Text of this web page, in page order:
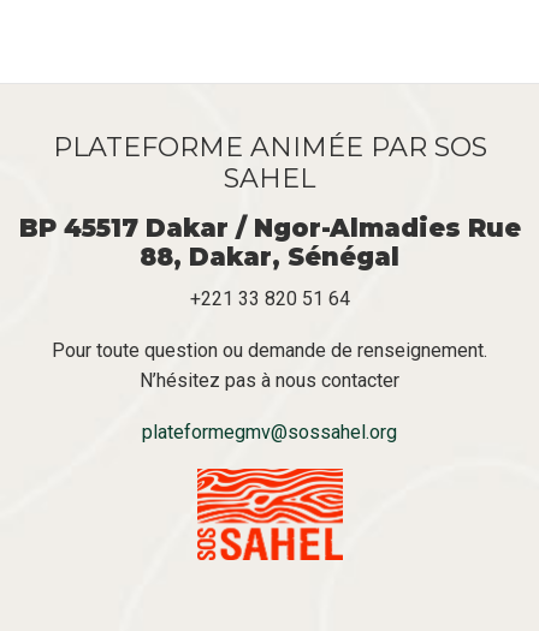
PLATEFORME ANIMÉE PAR SOS
SAHEL
BP 45517 Dakar / Ngor-Almadies Rue
88, Dakar, Sénégal
+221 33 820 51 64
Pour toute question ou demande de renseignement.
N’hésitez pas à nous contacter
plateformegmv@sossahel.org